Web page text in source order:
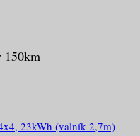
150km